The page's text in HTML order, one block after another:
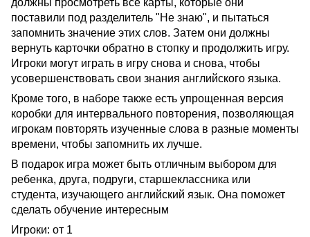
поставили под разделитель "Не знаю", и пытаться
запомнить значение этих слов. Затем они должны
вернуть карточки обратно в стопку и продолжить игру.
Игроки могут играть в игру снова и снова, чтобы
усовершенствовать свои знания английского языка.
Кроме того, в наборе также есть упрощенная версия
коробки для интервального повторения, позволяющая
игрокам повторять изученные слова в разные моменты
времени, чтобы запомнить их лучше.
В подарок игра может быть отличным выбором для
ребенка, друга, подруги, старшеклассника или
студента, изучающего английский язык. Она поможет
сделать обучение интересным
Игроки: от 1